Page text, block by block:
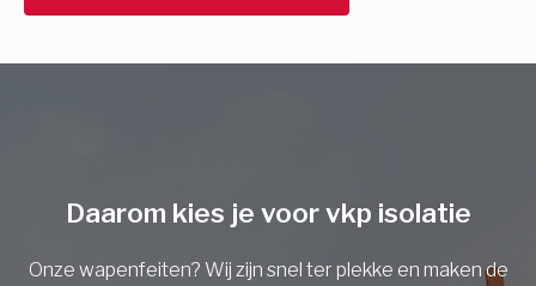
Vorige
Daarom kies je voor vkp isolatie
Onze wapenfeiten? Wij zijn snel ter plekke en maken de